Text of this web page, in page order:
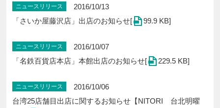
ニュースリリース
2016/10/13
「さいか屋藤沢店」出店のお知らせ[
99.9 KB]
ニュースリリース
2016/10/07
「名鉄百貨店本店」本館出店のお知らせ[
229.5 KB]
ニュースリリース
2016/10/06
台湾25店舗目出店に関するお知らせ【NITORI 台北明曜